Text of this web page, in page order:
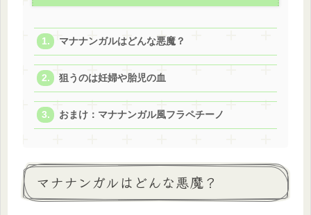
マナナンガルはどんな悪魔？
狙うのは妊婦や胎児の血
おまけ：マナナンガル風フラペチーノ
マナナンガルはどんな悪魔？